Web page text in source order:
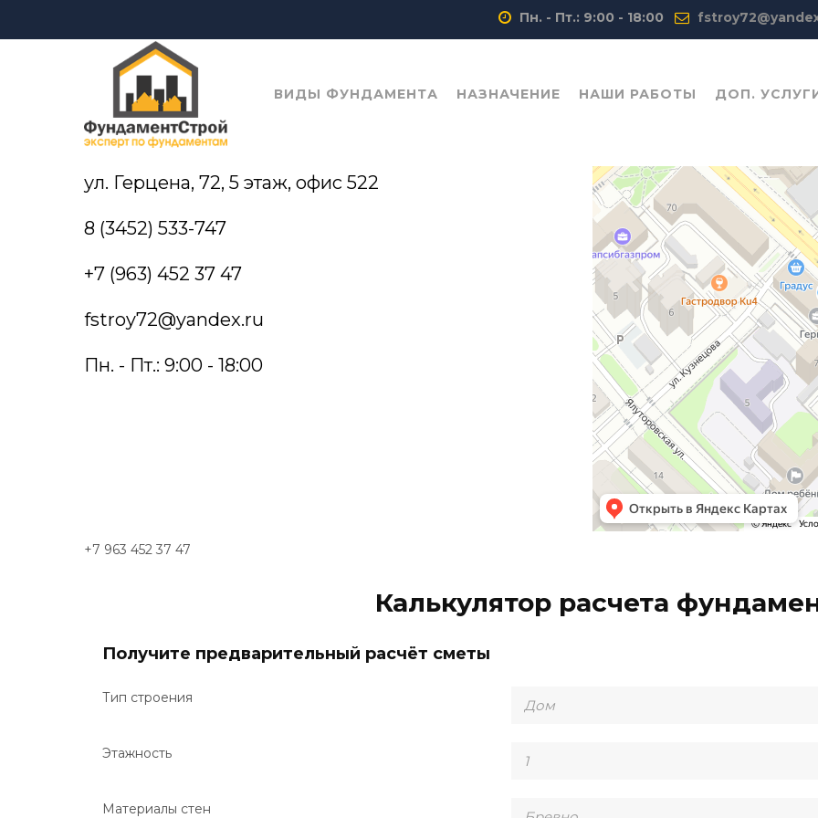
Пн. - Пт.: 9:00 - 18:00
ВИДЫ ФУНДАМЕНТА НАЗНАЧЕНИЕ НАШИ РАБОТЫ ДОП.
ул. Герцена, 72, 5 этаж, офис 522
8 (3452) 533-747
+7 (963) 452 37 47
fstroy72@yandex.ru
Пн. - Пт.: 9:00 - 18:00
+7 963 452 37 47
Калькулятор расчета
Получите предварительный расчёт сметы
Тип строения
Этажность
Материалы стен